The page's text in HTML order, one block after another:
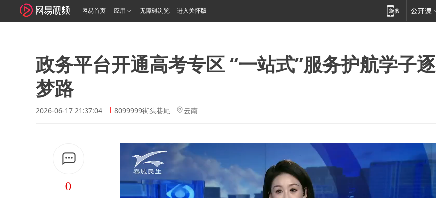
网易首页 应用 无障碍浏览 进入关怀版
政务平台开通高考专区 “一站式”服务护航学子逐
梦路
2026-06-17 21:37:04 8099999街头巷尾 云南
0